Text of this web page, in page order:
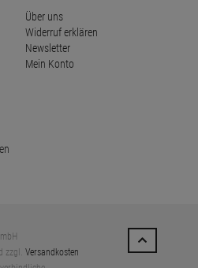
Über uns
Widerruf erklären
Newsletter
Mein Konto
zzgl. Versandkosten